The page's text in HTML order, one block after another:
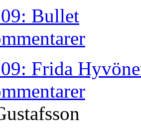
Bullet
Frida